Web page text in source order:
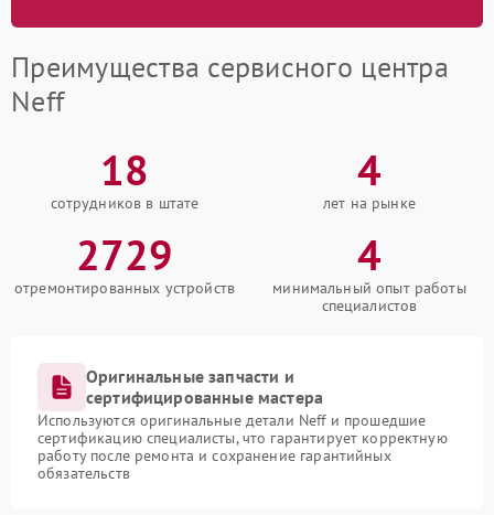
Преимущества сервисного центра
Neff
18
сотрудников в штате
4
лет на рынке
2729
отремонтированных устройств
4
минимальный опыт работы
специалистов
Оригинальные запчасти и
сертифицированные мастера
Используются оригинальные детали Neff и прошедшие
сертификацию специалисты, что гарантирует корректную
работу после ремонта и сохранение гарантийных
обязательств